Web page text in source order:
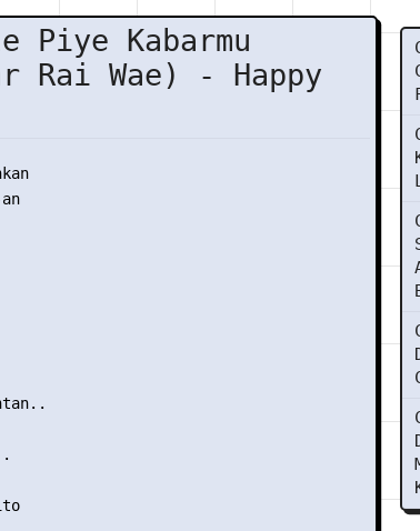
Piye Kabarmu
Rai Wae) - Happy